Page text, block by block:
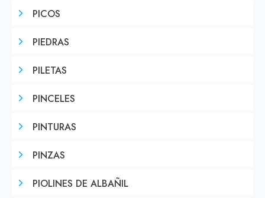
PICOS
PIEDRAS
PILETAS
PINCELES
PINTURAS
PINZAS
PIOLINES DE ALBAÑIL